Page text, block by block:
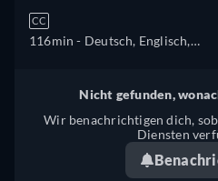
CC
116min - Deutsch, Englisch,
Nicht gefunden,
Wir benachrichtigen dich,
Diensten